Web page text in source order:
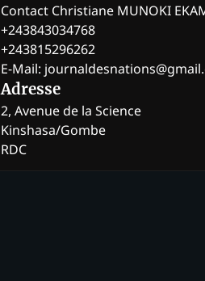
Contact Christiane MUNOKI
+243843034768
+243815296262
E-Mail:
Adresse
2, Avenue de la Science
Kinshasa/Gombe
RDC